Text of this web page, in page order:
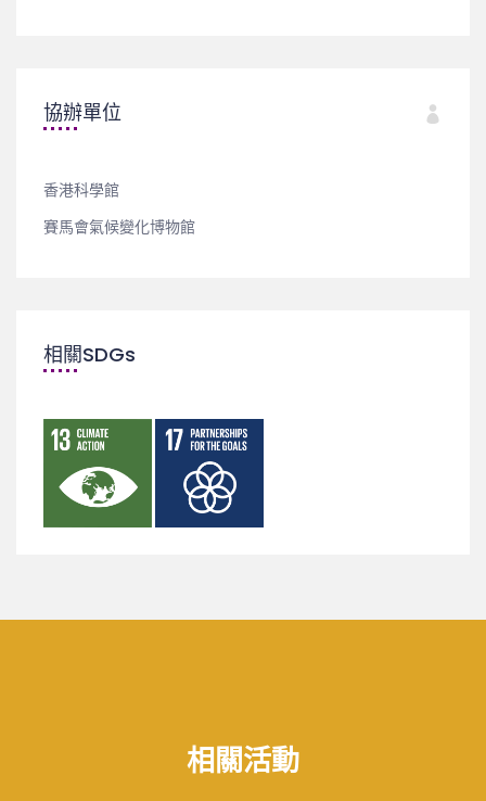
協辦單位
香港科學館
賽馬會氣候變化博物館
相關SDGs
相關活動